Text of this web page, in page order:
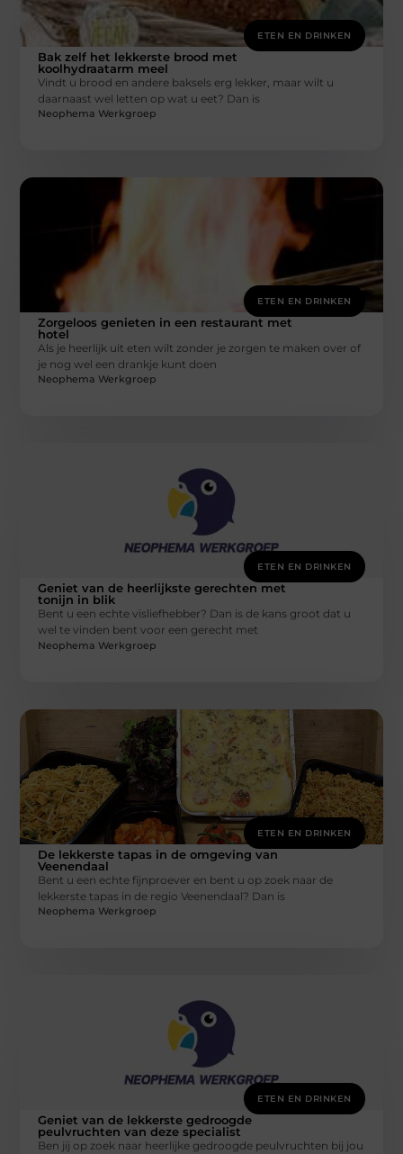
ETEN EN DRINKEN
Bak zelf het lekkerste brood met
koolhydraatarm meel
Vindt u brood en andere baksels erg lekker, maar wilt u
daarnaast wel letten op wat u eet? Dan is
Neophema Werkgroep
ETEN EN DRINKEN
Zorgeloos genieten in een restaurant met
hotel
Als je heerlijk uit eten wilt zonder je zorgen te maken over of
je nog wel een drankje kunt doen
Neophema Werkgroep
ETEN EN DRINKEN
Geniet van de heerlijkste gerechten met
tonijn in blik
Bent u een echte visliefhebber? Dan is de kans groot dat u
wel te vinden bent voor een gerecht met
Neophema Werkgroep
ETEN EN DRINKEN
De lekkerste tapas in de omgeving van
Veenendaal
Bent u een echte fijnproever en bent u op zoek naar de
lekkerste tapas in de regio Veenendaal? Dan is
Neophema Werkgroep
ETEN EN DRINKEN
Geniet van de lekkerste gedroogde
peulvruchten van deze specialist
Ben jij op zoek naar heerlijke gedroogde peulvruchten bij jou